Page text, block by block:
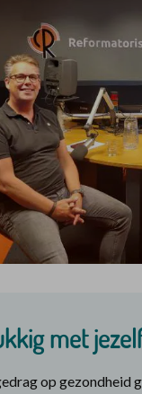
met
op gezondheid